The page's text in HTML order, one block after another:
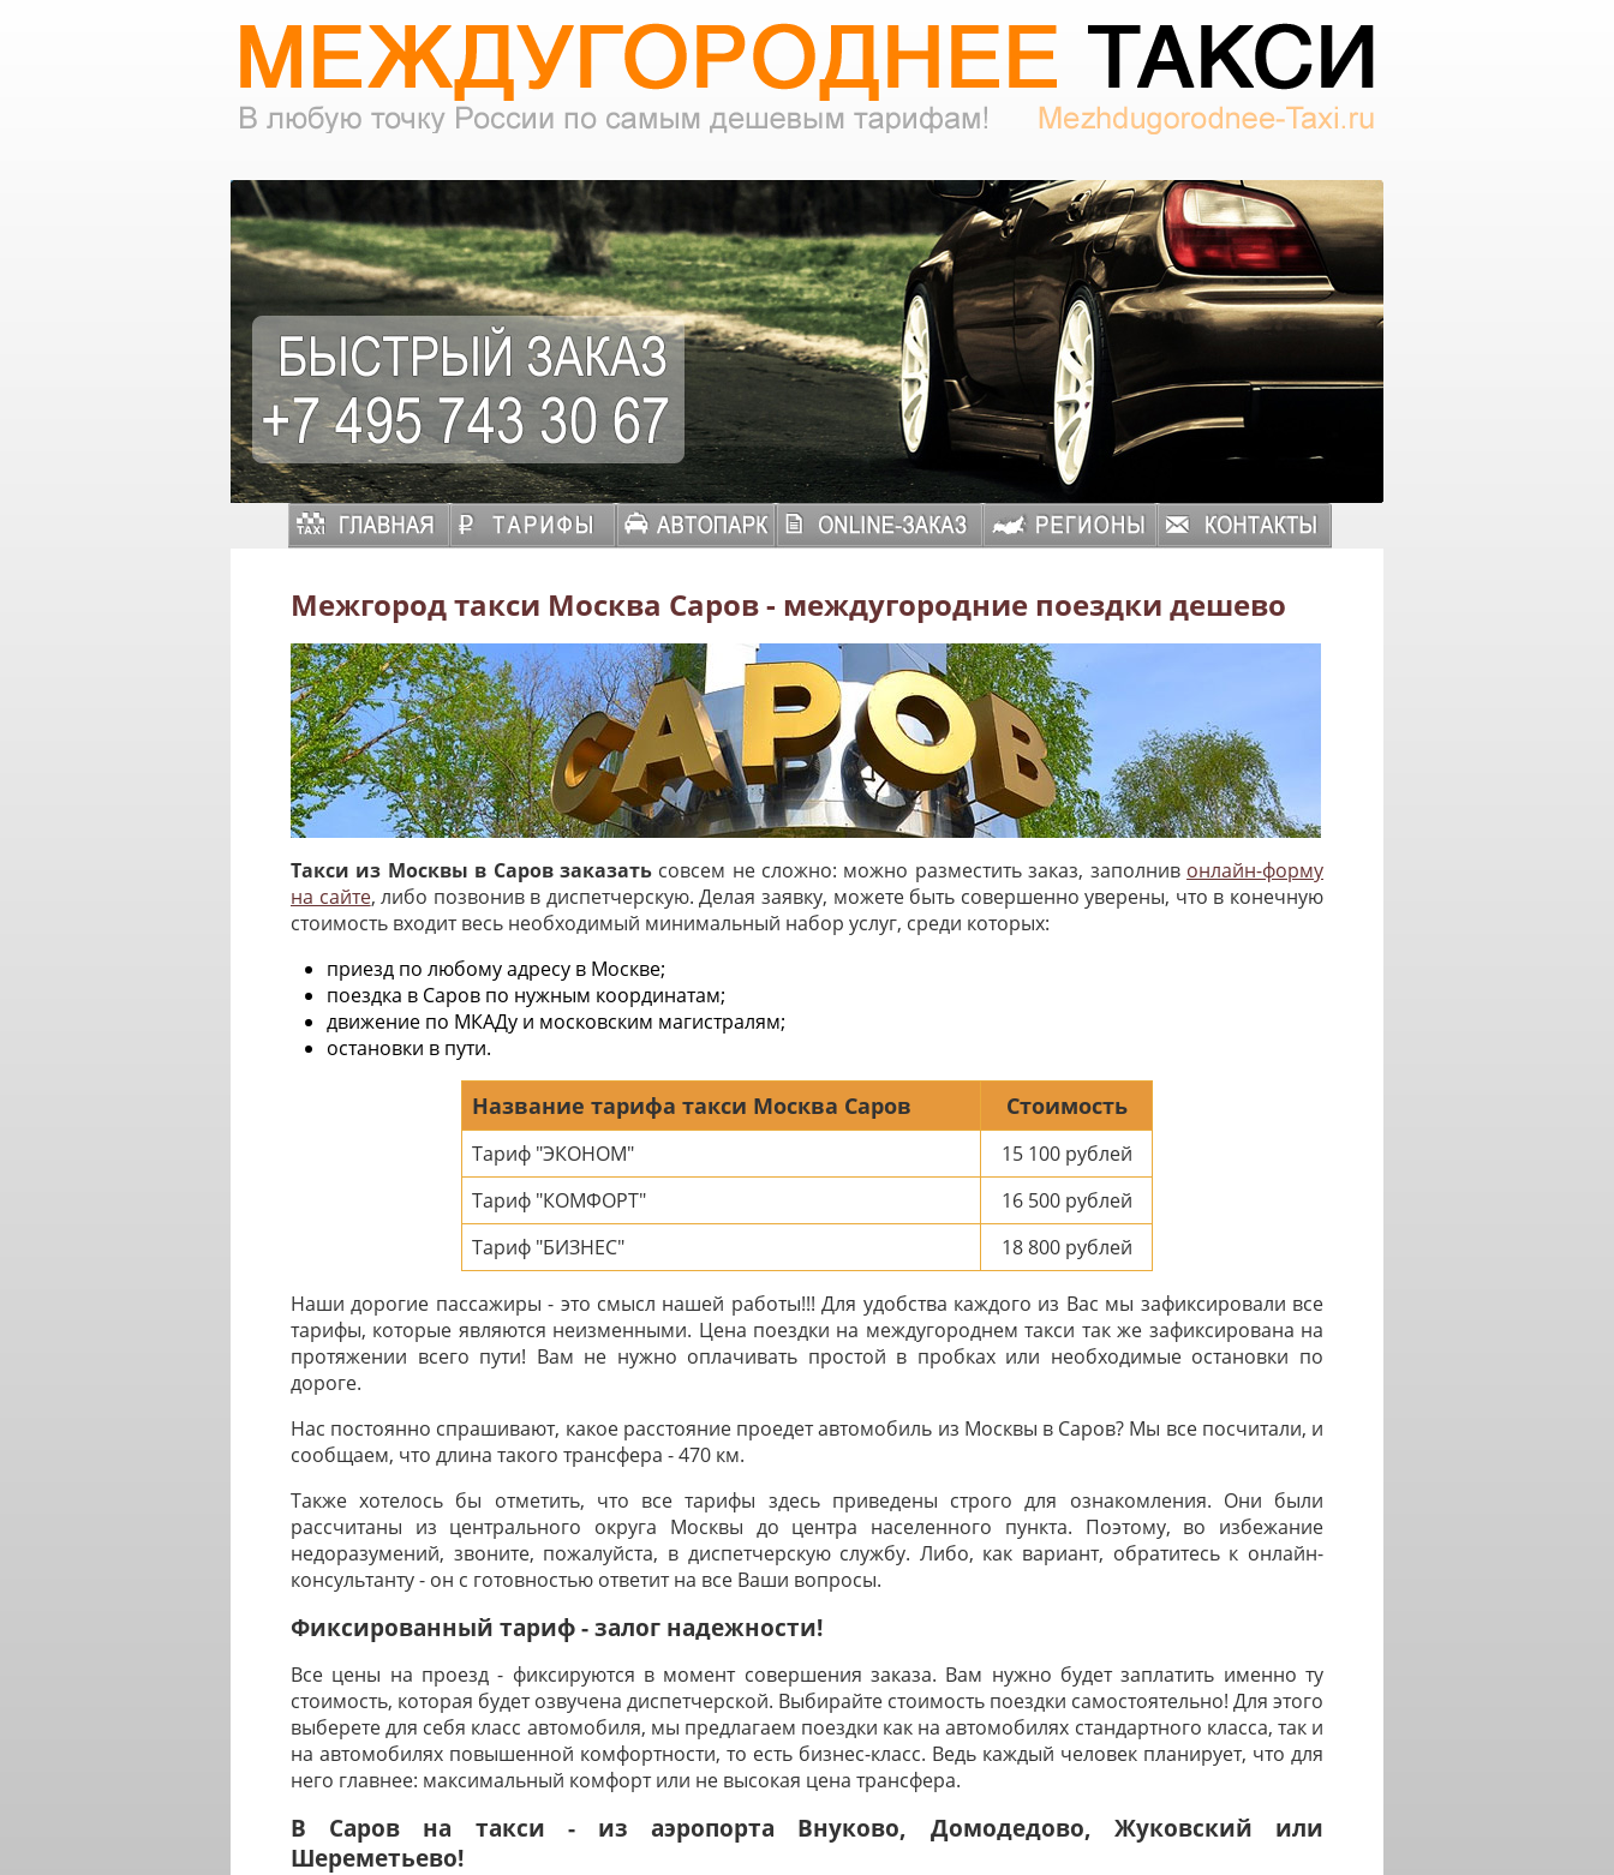
Межгород такси Москва Саров - междугородние поездки дешево
Такси из Москвы в Саров заказатьсовсем не сложно: можно разместить заказ, заполнив онлайн-форму
на сайте, либо позвонив в диспетчерскую. Делая заявку, можете быть совершенно уверены, что в конечную
стоимость входит весь необходимый минимальный набор услуг, среди которых:
приезд по любому адресу в Москве;
поездка в Саров по нужным координатам;
движение по МКАДу и московским магистралям;
остановки в пути.
Название тарифа такси Москва Саров Стоимость
Тариф "ЭКОНОМ" 15 100рублей
Тариф "КОМФОРТ"
16 500рублей
Тариф "БИЗНЕС"
18 800рублей
Наши дорогие пассажиры - это смысл нашей работы!!! Для удобства каждого из Вас мы зафиксировали все
тарифы, которые являются неизменными. Цена поездки на междугороднем такси так же зафиксирована на
протяжении всего пути! Вам не нужно оплачивать простой в пробках или необходимые остановки по
дороге.
Нас постоянно спрашивают, какое расстояние проедет автомобиль из Москвы в Саров? Мы все посчитали, и
сообщаем, что длина такого трансфера - 470 км.
Также хотелось бы отметить, что все тарифы здесь приведены строго для ознакомления. Они были
рассчитаны из центрального округа Москвы до центра населенного пункта. Поэтому, во избежание
недоразумений, звоните, пожалуйста, в диспетчерскую службу. Либо, как вариант, обратитесь к онлайн-
консультанту - он с готовностью ответит на все Ваши вопросы.
Фиксированный тариф - залог надежности!
Все цены на проезд - фиксируются в момент совершения заказа. Вам нужно будет заплатить именно ту
стоимость, которая будет озвучена диспетчерской. Выбирайте стоимость поездки самостоятельно! Для этого
выберете для себя класс автомобиля, мы предлагаем поездки как на автомобилях стандартного класса, так и
на автомобилях повышенной комфортности, то есть бизнес-класс. Ведь каждый человек планирует, что для
него главнее: максимальный комфорт или не высокая цена трансфера.
В Саров на такси - из аэропорта Внуково, Домодедово, Жуковский или
Шереметьево!